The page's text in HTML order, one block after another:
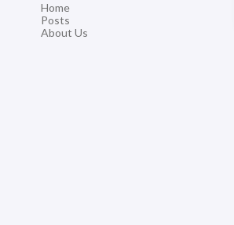
Home
Posts
About Us